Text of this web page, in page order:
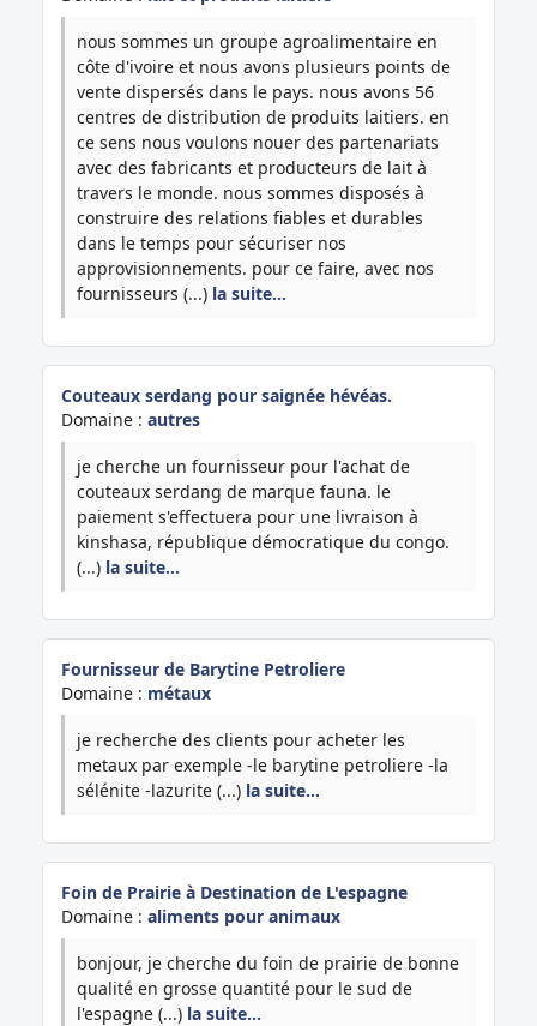
nous sommes un groupe agroalimentaire en
côte d'ivoire et nous avons plusieurs points de
vente dispersés dans le pays. nous avons 56
centres de distribution de produits laitiers. en
ce sens nous voulons nouer des partenariats
avec des fabricants et producteurs de lait à
travers le monde. nous sommes disposés à
construire des relations fiables et durables
dans le temps pour sécuriser nos
approvisionnements. pour ce faire, avec nos
fournisseurs (...) la suite…
Couteaux serdang pour saignée hévéas.
Domaine : autres
je cherche un fournisseur pour l'achat de
couteaux serdang de marque fauna. le
paiement s'effectuera pour une livraison à
kinshasa, république démocratique du congo.
(...) la suite…
Fournisseur de Barytine Petroliere
Domaine : métaux
je recherche des clients pour acheter les
metaux par exemple -le barytine petroliere -la
sélénite -lazurite (...) la suite…
Foin de Prairie à Destination de L'espagne
Domaine : aliments pour animaux
bonjour, je cherche du foin de prairie de bonne
qualité en grosse quantité pour le sud de
l'espagne (...) la suite…